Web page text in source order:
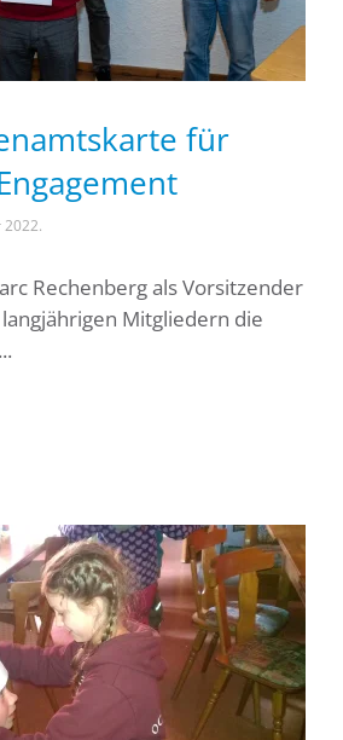
für
2022.
Rechenberg als Vorsitzender
Mitgliedern die